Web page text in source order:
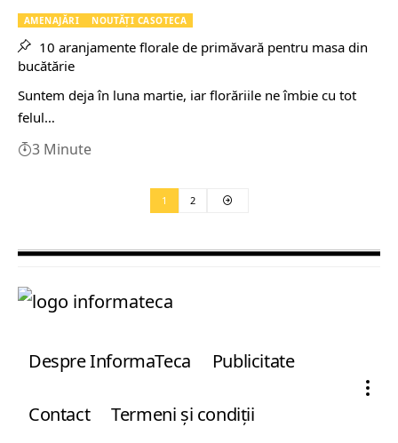
AMENAJĂRI NOUTĂŢI CASOTECA
10 aranjamente florale de primăvară pentru masa din
bucătărie
Suntem deja în luna martie, iar florăriile ne îmbie cu tot
felul…
3 Minute
1 2
Despre InformaTeca Publicitate
Contact Termeni şi condiţii